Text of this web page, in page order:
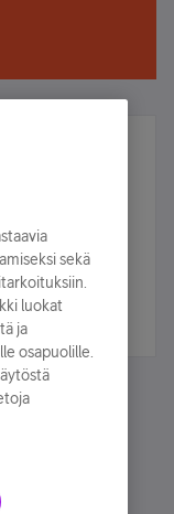
sekä
luokat
ja
osapuolille.